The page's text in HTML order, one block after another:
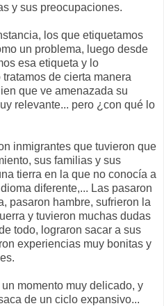
y sus preocupaciones.
los que etiquetamos
un problema, luego desde
esa etiqueta y lo
de cierta manera
que ve amenazada su
relevante... pero ¿con qué lo
inmigrantes que tuvieron que
sus familias y sus
tierra en la que no conocía a
diferente,... Las pasaron
pasaron hambre, sufrieron la
y tuvieron muchas dudas
todo, lograron sacar a sus
experiencias muy bonitas y
momento muy delicado, y
de un ciclo expansivo...